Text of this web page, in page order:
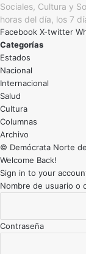
Sociales, Cultura y
horas del día, los 7
Facebook X-twitter
Categorías
Estados
Nacional
Internacional
Salud
Cultura
Archivo
© Demócrata Norte
Welcome Back!
Sign in to your
Nombre de usuario o
Contraseña